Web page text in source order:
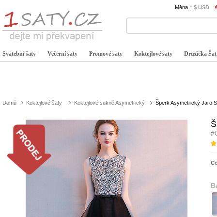
Měna : $ USD
Svatební šaty Večerní šaty Promové šaty Koktejlové šaty Družička
Domů Koktejlové šaty Koktejlové sukně Asymetrický Šperk Asymetrický Jaro